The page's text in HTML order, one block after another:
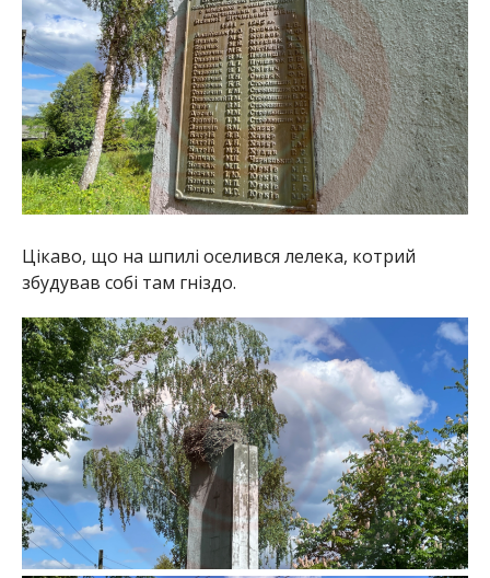
Цікаво, що на шпилі оселився лелека, котрий
збудував собі там гніздо.